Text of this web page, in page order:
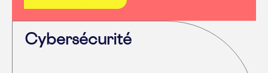
Cybersécurité